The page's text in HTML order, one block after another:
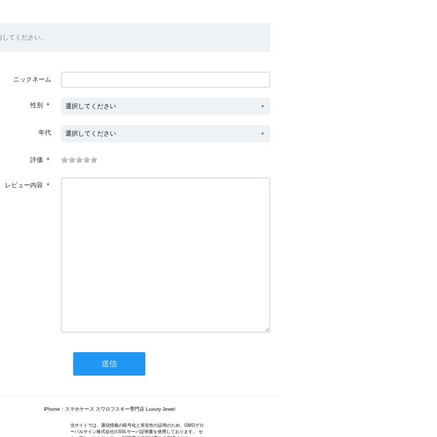
てください。
ニックネーム
性別 ＊
年代
評価 ＊
レビュー内容 ＊
iPhone・スマホケース スワロフスキー専門店 Luxury Jewel
当サイトでは、通信情報の暗号化と実在性の証明のため、GMOグロ
ーバルサイン株式会社のSSLサーバ証明書を使用しております。 セ